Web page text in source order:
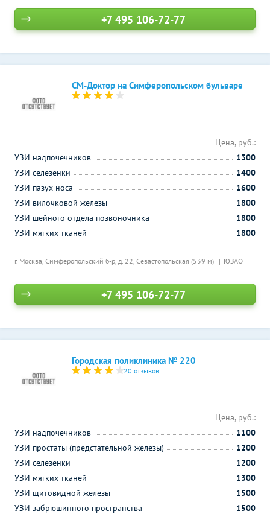
+7 495 106-72-77
СМ-Доктор на Симферопольском бульваре
г. Москва, Симферопольский б-р, д. 22, Севастопольская (539 м) ЮЗАО
Цена, руб.:
УЗИ надпочечников
1300
УЗИ селезенки
1400
УЗИ пазух носа
1600
УЗИ вилочковой железы
1800
УЗИ шейного отдела позвоночника
1800
УЗИ мягких тканей
1800
+7 495 106-72-77
Городская поликлиника № 220
20 отзывов
Цена, руб.:
УЗИ надпочечников
1100
УЗИ простаты (предстательной железы)
1200
УЗИ селезенки
1200
УЗИ мягких тканей
1300
УЗИ щитовидной железы
1500
УЗИ забрюшинного пространства
1500